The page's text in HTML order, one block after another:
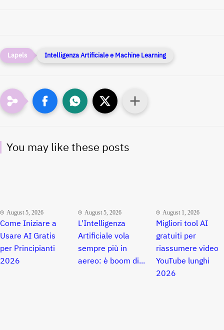
Intelligenza Artificiale e Machine Learning
You may like these posts
August 5, 2026
Come Iniziare a
Usare AI Gratis
per Principianti
2026
August 5, 2026
L'Intelligenza
Artificiale vola
sempre più in
aereo: è boom di...
August 1, 2026
Migliori tool AI
gratuiti per
riassumere video
YouTube lunghi
2026